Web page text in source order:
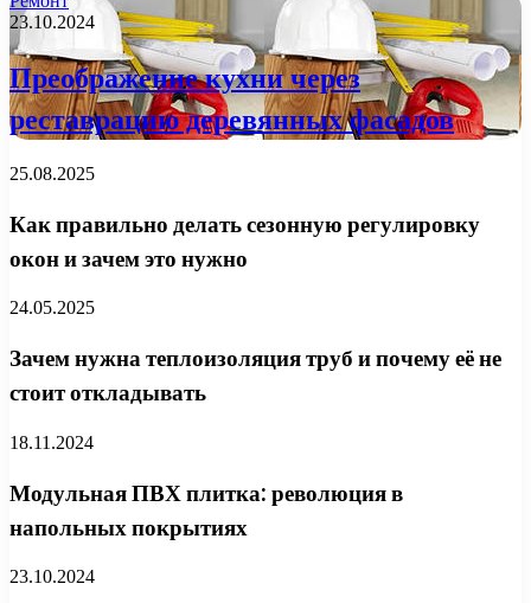
23.10.2024
Преображение кухни через
реставрацию деревянных фасадов
25.08.2025
Как правильно делать сезонную регулировку
окон и зачем это нужно
24.05.2025
Зачем нужна теплоизоляция труб и почему её не
стоит откладывать
18.11.2024
Модульная ПВХ плитка: революция в
напольных покрытиях
23.10.2024